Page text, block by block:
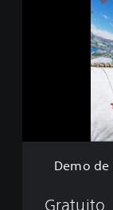
N
Demo de
Gratuito